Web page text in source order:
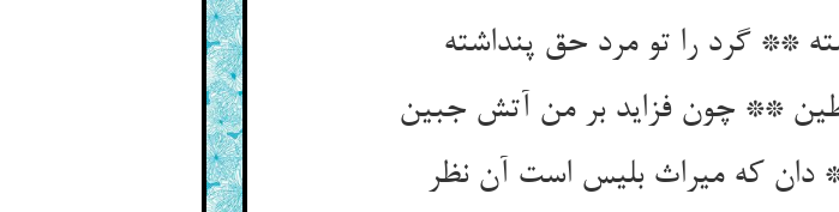
دان که میراث بلیس است آن نظر